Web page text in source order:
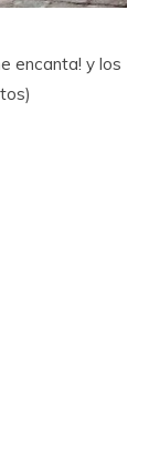
encanta! y los